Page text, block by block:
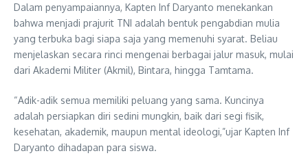
Dalam penyampaiannya, Kapten Inf Daryanto menekankan
bahwa menjadi prajurit TNI adalah bentuk pengabdian mulia
yang terbuka bagi siapa saja yang memenuhi syarat. Beliau
menjelaskan secara rinci mengenai berbagai jalur masuk, mulai
dari Akademi Militer (Akmil), Bintara, hingga Tamtama.
“Adik-adik semua memiliki peluang yang sama. Kuncinya
adalah persiapkan diri sedini mungkin, baik dari segi fisik,
kesehatan, akademik, maupun mental ideologi,”ujar Kapten Inf
Daryanto dihadapan para siswa.